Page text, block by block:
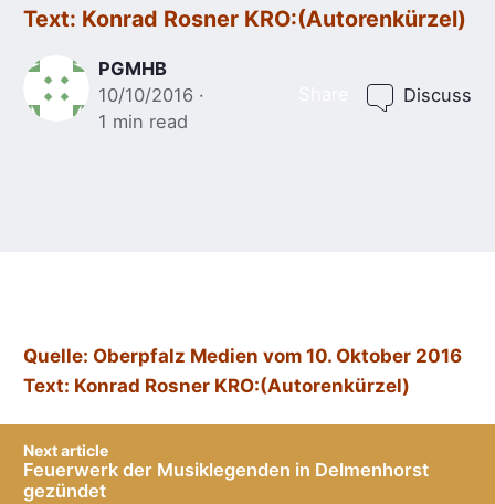
Text: Konrad Rosner KRO:(Autorenkürzel)
PGMHB
10/10/2016
1 min read
Discuss
Quelle: Oberpfalz Medien vom 10. Oktober 2016
Text: Konrad Rosner KRO:(Autorenkürzel)
Post
navigation
Next article
Feuerwerk der Musiklegenden in Delmenhorst
gezündet